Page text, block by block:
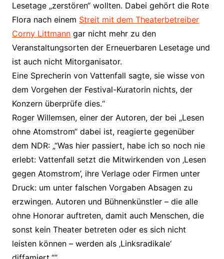
Lesetage „zerstören“ wollten. Dabei gehört die Rote
Flora nach einem Streit mit dem Theaterbetreiber
Corny Littmanngar nicht mehr zu den
Veranstaltungsorten der Erneuerbaren Lesetage und
ist auch nicht Mitorganisator.
Eine Sprecherin von Vattenfall sagte, sie wisse von
dem Vorgehen der Festival-Kuratorin nichts, der
Konzern überprüfe dies.“
Roger Willemsen, einer der Autoren, der bei „Lesen
ohne Atomstrom“ dabei ist, reagierte gegenüber
dem NDR: „“Was hier passiert, habe ich so noch nie
erlebt: Vattenfall setzt die Mitwirkenden von ‚Lesen
gegen Atomstrom’, ihre Verlage oder Firmen unter
Druck: um unter falschen Vorgaben Absagen zu
erzwingen. Autoren und Bühnenkünstler – die alle
ohne Honorar auftreten, damit auch Menschen, die
sonst kein Theater betreten oder es sich nicht
leisten können – werden als ‚Linksradikale‘